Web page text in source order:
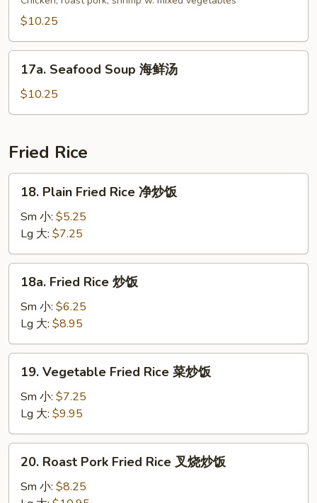
Soup
楼
$10.25
Seafood
Soup
海
汤
17a. Seafood Soup 海鲜汤
$10.25
Fried Rice
Plain
Fried
Rice
净
炒
18. Plain Fried Rice 净炒饭
Sm 小: $5.25
Lg 大: $7.25
Fried
Rice
饭
18a. Fried Rice 炒饭
Sm 小: $6.25
Lg 大: $8.95
Vegetable
Fried
Rice
菜
炒
19. Vegetable Fried Rice 菜炒饭
Sm 小: $7.25
Lg 大: $9.95
Roast
Pork
20. Roast Pork Fried Rice 叉烧炒饭
Sm 小: $8.25